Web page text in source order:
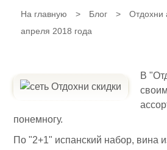
На главную > Блог >
Отдохни
апреля 2018 года
В
понемногу.
По "2+1" испанский набор, вина